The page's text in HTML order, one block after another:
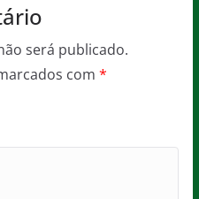
será publicado.
com *